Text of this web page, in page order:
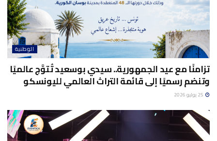
الوطنية
تزامنًا مع عيد الجمهورية.. سيدي بوسعيد تُتوَّج عالميًا
وتنضم رسميًا إلى قائمة التراث العالمي لليونسكو